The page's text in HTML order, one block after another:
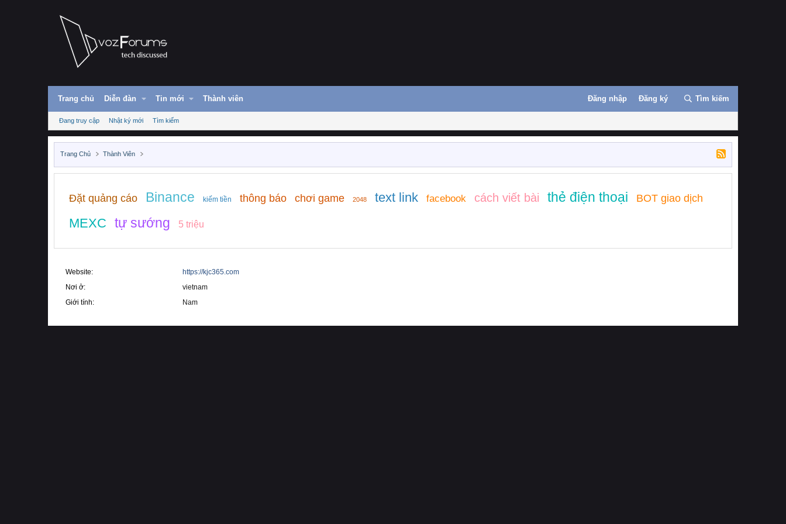
Trang chủ Diễn đàn Tin mới Thành viên Đăng nhập Đăng ký Tìm kiếm
Đang truy cập Nhật ký mới Tìm kiếm
Trang Chủ Thành Viên
Đặt quảng cáo Binance kiếm tiền thông báo chơi game 2048 text link facebook cách viết bài thẻ điện thoại BOT giao dịch
MEXC tự sướng 5 triệu
Website
https://kjc365.com
Nơi ở
vietnam
Giới tính
Nam